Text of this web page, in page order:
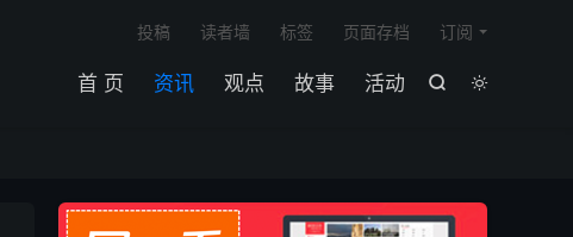


首 页 资讯 观点 故事 活动
投稿 读者墙 标签 页面存档 订阅